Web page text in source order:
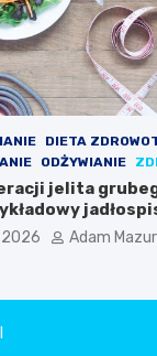
DIETA
ODŻYWIANIE
jelita
Adam